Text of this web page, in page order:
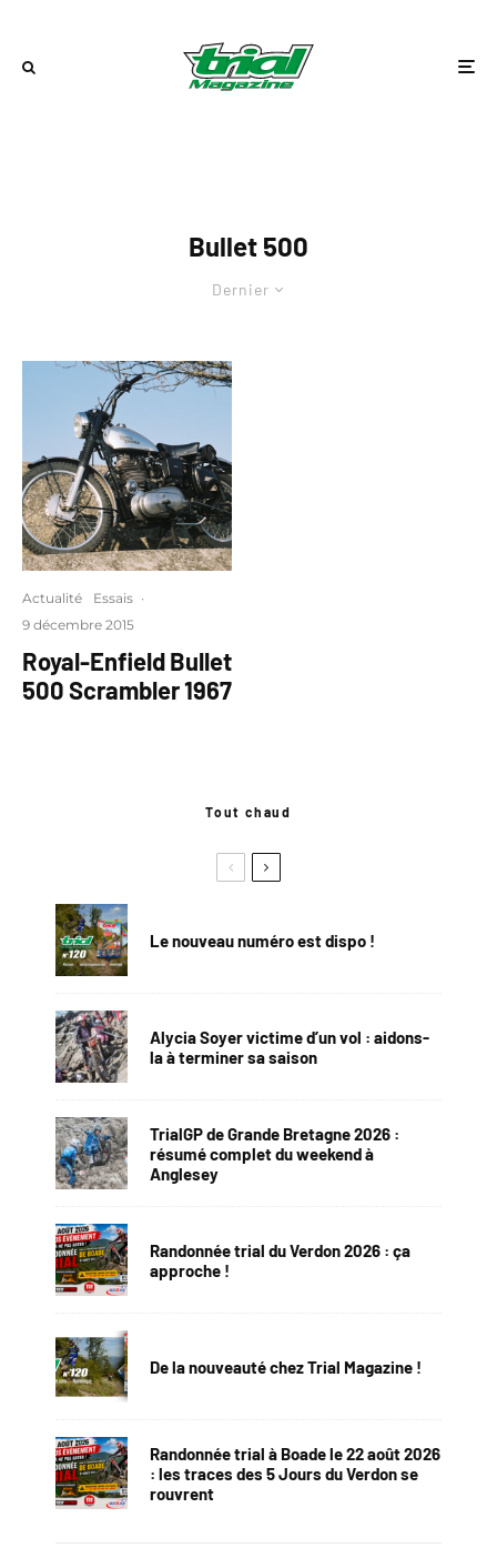
Bullet 500
Dernier
Actualité Essais ·
9 décembre 2015
Royal-Enfield Bullet
500 Scrambler 1967
Tout chaud
Le nouveau numéro est dispo !
Alycia Soyer victime d’un vol : aidons-
la à terminer sa saison
TrialGP de Grande Bretagne 2026 :
résumé complet du weekend à
Anglesey
Randonnée trial du Verdon 2026 : ça
approche !
De la nouveauté chez Trial Magazine !
Randonnée trial à Boade le 22 août 2026
: les traces des 5 Jours du Verdon se
rouvrent